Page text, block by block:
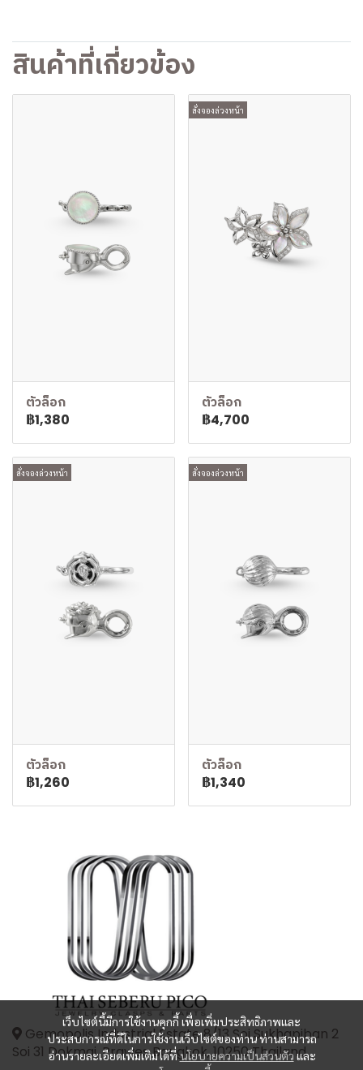
สินค้าที่เกี่ยวข้อง
ตัวล็อก
฿1,380
สั่งจองล่วงหน้า
ตัวล็อก
฿4,700
สั่งจองล่วงหน้า
ตัวล็อก
฿1,260
สั่งจองล่วงหน้า
ตัวล็อก
฿1,340
เว็บไซต์นี้มีการใช้งานคุกกี้ เพื่อเพิ่มประสิทธิภาพและ
ประสบการณ์ที่ดีในการใช้งานเว็บไซต์ของท่าน ท่านสามารถ
อ่านรายละเอียดเพิ่มเติมได้ที่นโยบายความเป็นส่วนตัวและ
Gemopolis Industrial Estate 8/13 Soi Sukhapiban 2
Soi 31 Dokmai, Prawes Bangkok, 10250 Thailand